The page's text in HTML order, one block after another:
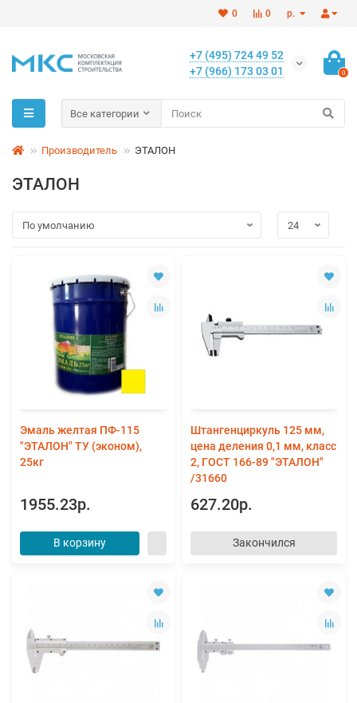
р.
0
0
+7 (495) 724 49 52
+7 (966) 173 03 01
0
Все категории
Производитель ЭТАЛОН
ЭТАЛОН
Эмаль желтая ПФ-115
"ЭТАЛОН" ТУ (эконом),
25кг
1955.23р.
В корзину
Штангенциркуль 125 мм,
цена деления 0,1 мм, класс
2, ГОСТ 166-89 "ЭТАЛОН"
/31660
627.20р.
Закончился